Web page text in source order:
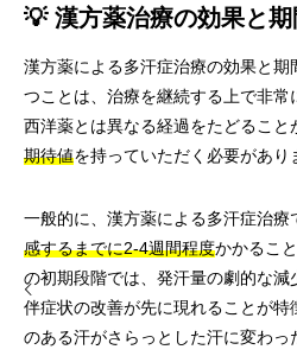
💡 漢方薬治療の効果と期
漢方薬による多汗症治療の効果と
つことは、治療を継続する上で非
西洋薬とは異なる経過をたどること
期待値を持っていただく必要があり
一般的に、漢方薬による多汗症治療
感するまでに2-4週間程度かかるこ
の初期段階では、発汗量の劇的な
伴症状の改善が先に現れることが特
のある汗がさらっとした汗に変わ